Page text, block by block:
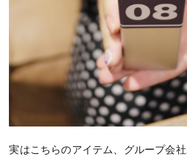
実はこちらのアイテム、グループ会